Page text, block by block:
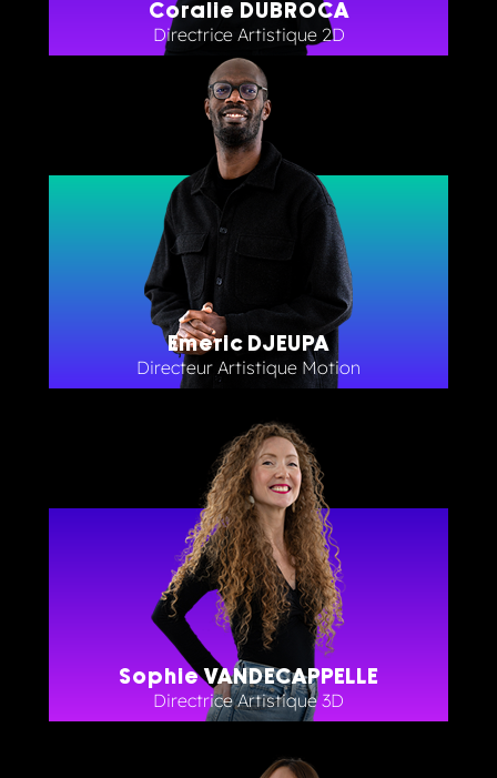
Coralie DUBROCA
Directrice Artistique 2D
Emeric DJEUPA
Directeur Artistique Motion
Sophie VANDECAPPELLE
Directrice Artistique 3D